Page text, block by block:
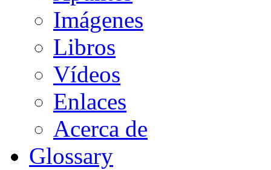
Imágenes
Libros
Vídeos
Enlaces
Acerca de
Glossary